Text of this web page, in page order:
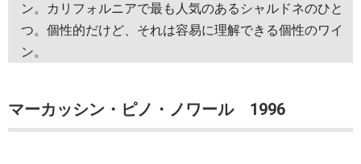
ン。カリフォルニアで最も人気のあるシャルドネのひと
つ。個性的だけど、それは容易に理解できる個性のワイ
ン。
マーカッシン・ピノ・ノワール 1996